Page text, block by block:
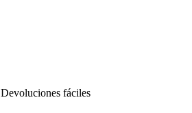
Devoluciones fáciles